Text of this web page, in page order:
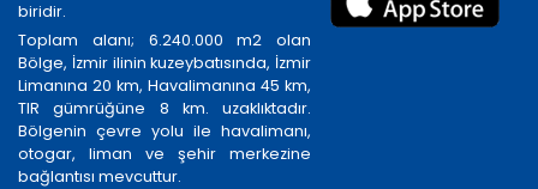
biridir.
Toplam alanı; 6.240.000 m2 olan
Bölge, İzmir ilinin kuzeybatısında, İzmir
Limanına 20 km, Havalimanına 45 km,
TIR gümrüğüne 8 km. uzaklıktadır.
Bölgenin çevre yolu ile havalimanı,
otogar, liman ve şehir merkezine
bağlantısı mevcuttur.